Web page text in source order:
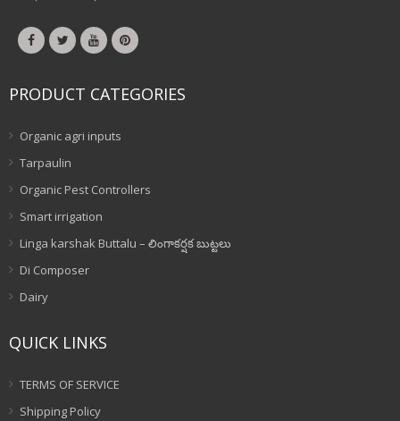
PRODUCT CATEGORIES
Organic agri inputs
Tarpaulin
Organic Pest Controllers
Smart irrigation
Linga karshak Buttalu – లింగాకర్షక బుట్టలు
Di Composer
Dairy
QUICK LINKS
TERMS OF SERVICE
Shipping Policy